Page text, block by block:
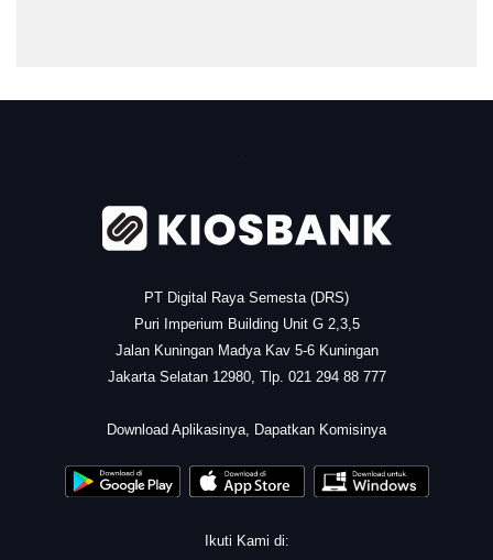
PT Digital Raya Semesta (DRS)
Puri Imperium Building Unit G 2,3,5
Jalan Kuningan Madya Kav 5-6 Kuningan
Jakarta Selatan 12980, Tlp. 021 294 88 777
Download Aplikasinya, Dapatkan Komisinya
Ikuti Kami di: